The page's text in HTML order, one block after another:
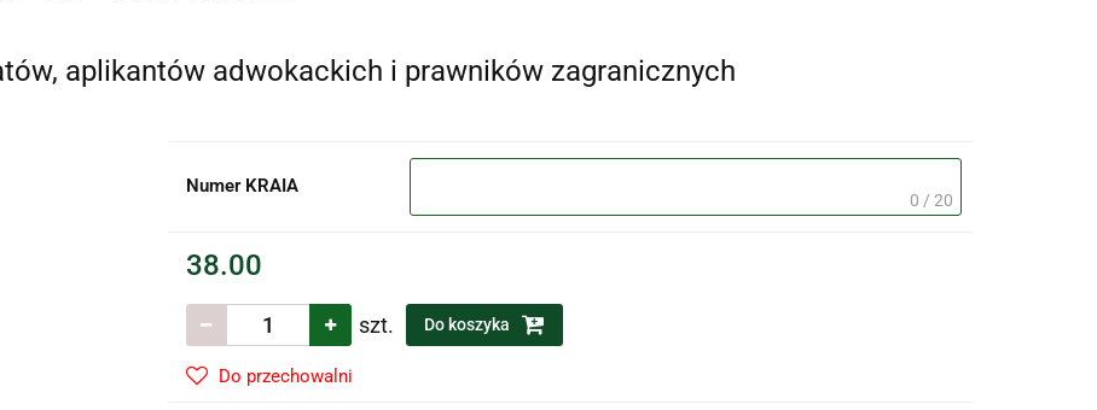
aplikantów adwokackich i prawników zagranicznych
Numer KRAIA
0 / 20
38.00
szt. Do koszyka
Do przechowalni